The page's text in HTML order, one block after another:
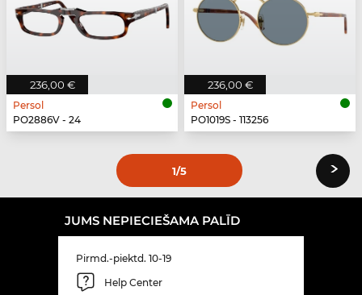
236,00 €
Persol
PO2886V - 24
236,00 €
Persol
PO1019S - 113256
1/5 ›
JUMS NEPIECIEŠAMA PALĪD
Pirmd.-piektd. 10-19
Help Center